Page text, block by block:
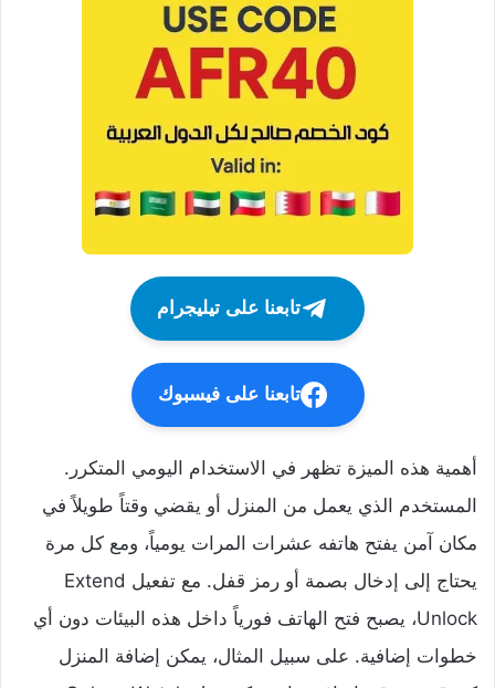
تابعنا على تيليجرام
تابعنا على فيسبوك
أهمية هذه الميزة تظهر في الاستخدام اليومي المتكرر.
المستخدم الذي يعمل من المنزل أو يقضي وقتاً طويلاً في
مكان آمن يفتح هاتفه عشرات المرات يومياً، ومع كل مرة
يحتاج إلى إدخال بصمة أو رمز قفل. مع تفعيل Extend
Unlock، يصبح فتح الهاتف فورياً داخل هذه البيئات دون أي
خطوات إضافية. على سبيل المثال، يمكن إضافة المنزل